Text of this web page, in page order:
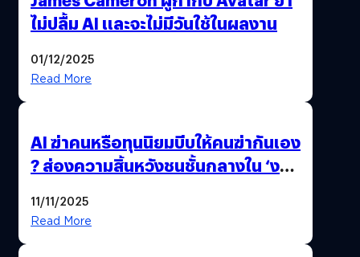
ไม่ปลื้ม AI และจะไม่มีวันใช้ในผลงาน
01/12/2025
Read More
AI ฆ่าคนหรือทุนนิยมบีบให้คนฆ่ากันเอง
? ส่องความสิ้นหวังชนชั้นกลางใน ‘งาน
11/11/2025
Read More